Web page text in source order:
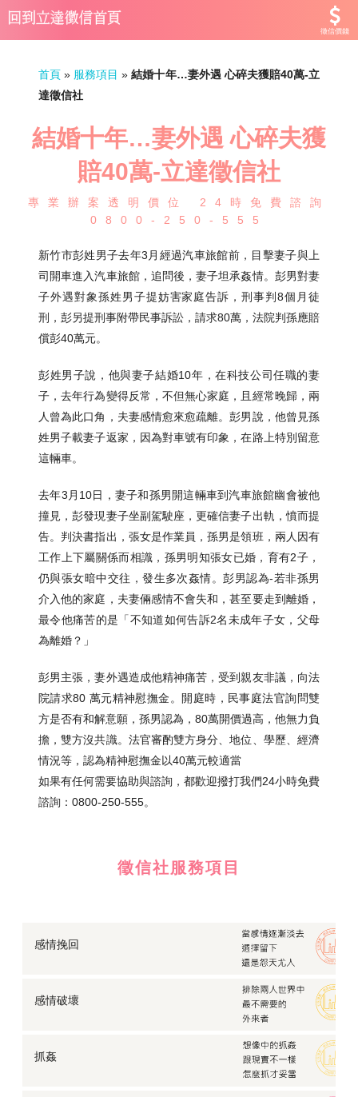
徵信價錢
首頁 » 服務項目 »結婚十年…妻外遇 心碎夫獲賠40萬-立
達徵信社
結婚十年…妻外遇 心碎夫獲
賠40萬-立達徵信社
專業辦案透明價位 24時免費諮詢
0800-250-555
新竹市彭姓男子去年3月經過汽車旅館前，目擊妻子與上
司開車進入汽車旅館，追問後，妻子坦承姦情。彭男對妻
子外遇對象孫姓男子提妨害家庭告訴，刑事判8個月徒
刑，彭另提刑事附帶民事訴訟，請求80萬，法院判孫應賠
償彭40萬元。
彭姓男子說，他與妻子結婚10年，在科技公司任職的妻
子，去年行為變得反常，不但無心家庭，且經常晚歸，兩
人曾為此口角，夫妻感情愈來愈疏離。彭男說，他曾見孫
姓男子載妻子返家，因為對車號有印象，在路上特別留意
這輛車。
去年3月10日，妻子和孫男開這輛車到汽車旅館幽會被他
撞見，彭發現妻子坐副駕駛座，更確信妻子出軌，憤而提
告。判決書指出，張女是作業員，孫男是領班，兩人因有
工作上下屬關係而相識，孫男明知張女已婚，育有2子，
仍與張女暗中交往，發生多次姦情。彭男認為-若非孫男
介入他的家庭，夫妻倆感情不會失和，甚至要走到離婚，
最令他痛苦的是「不知道如何告訴2名未成年子女，父母
為離婚？」
彭男主張，妻外遇造成他精神痛苦，受到親友非議，向法
院請求80 萬元精神慰撫金。開庭時，民事庭法官詢問雙
方是否有和解意願，孫男認為，80萬開價過高，他無力負
擔，雙方沒共識。法官審酌雙方身分、地位、學歷、經濟
情況等，認為精神慰撫金以40萬元較適當
如果有任何需要協助與諮詢，都歡迎撥打我們24小時免費
諮詢：0800-250-555。
徵信社服務項目
感情挽回
感情破壞
抓姦